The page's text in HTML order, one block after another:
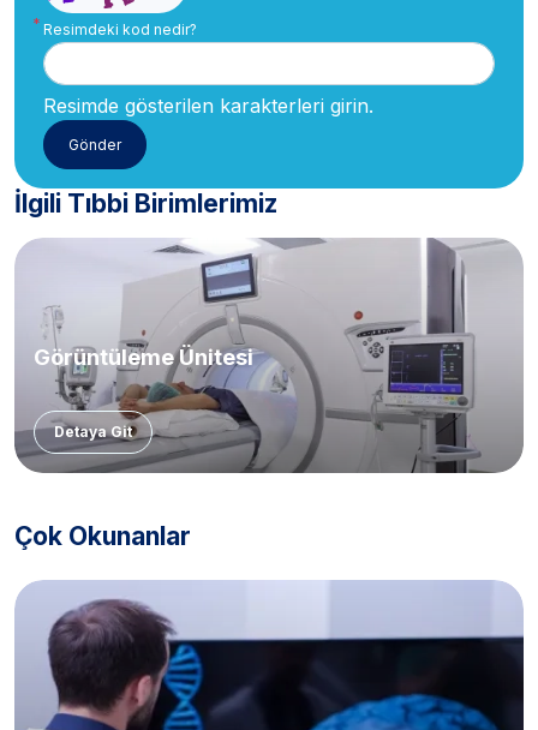
Resimdeki kod nedir?
Resimde gösterilen karakterleri girin.
İlgili Tıbbi Birimlerimiz
Görüntüleme Ünitesi
Detaya Git
Çok Okunanlar